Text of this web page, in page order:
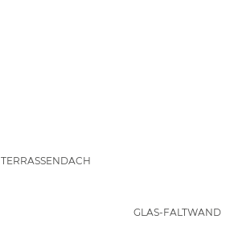
TERRASSENDACH
GLAS-FALTWAND